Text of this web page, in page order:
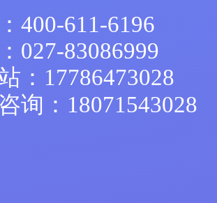
400-611-6196
027-83086999
： 17786473028
询： 18071543028